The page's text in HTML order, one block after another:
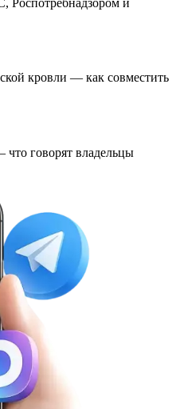
Роспотребнадзором и
кровли — как совместить
говорят владельцы